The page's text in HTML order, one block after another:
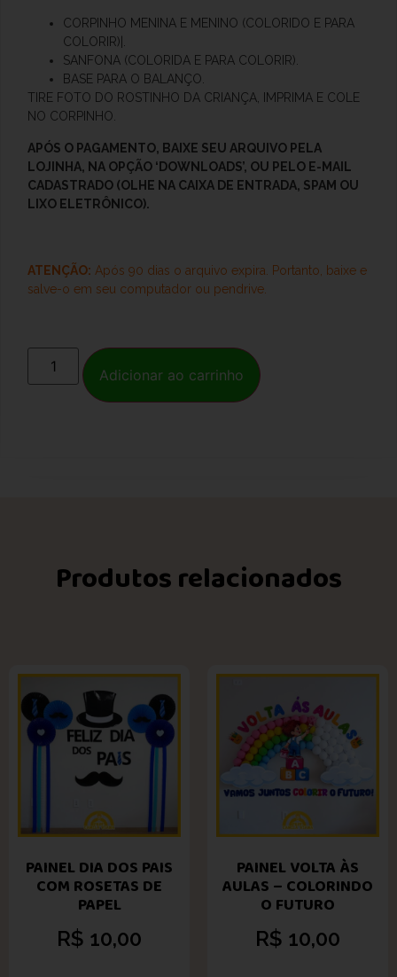
CORPINHO MENINA E MENINO (COLORIDO E PARA
COLORIR)|.
SANFONA (COLORIDA E PARA COLORIR).
BASE PARA O BALANÇO.
TIRE FOTO DO ROSTINHO DA CRIANÇA, IMPRIMA E COLE
NO CORPINHO.
APÓS O PAGAMENTO, BAIXE SEU ARQUIVO PELA
LOJINHA, NA OPÇÃO ‘DOWNLOADS’, OU PELO E-MAIL
CADASTRADO (OLHE NA CAIXA DE ENTRADA, SPAM OU
LIXO ELETRÔNICO).
ATENÇÃO: Após 90 dias o arquivo expira. Portanto, baixe e
salve-o em seu computador ou pendrive.
Adicionar ao carrinho
Produtos relacionados
PAINEL DIA DOS PAIS
COM ROSETAS DE
PAPEL
R$ 10,00
PAINEL VOLTA ÀS
AULAS – COLORINDO
O FUTURO
R$ 10,00